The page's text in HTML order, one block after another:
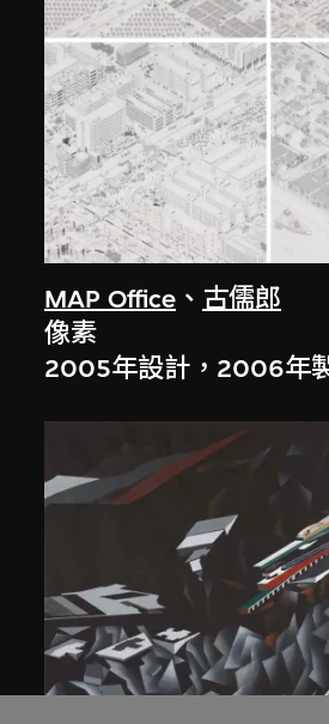
MAP Office 、 古儒郎
像素
2005年設計，2006年